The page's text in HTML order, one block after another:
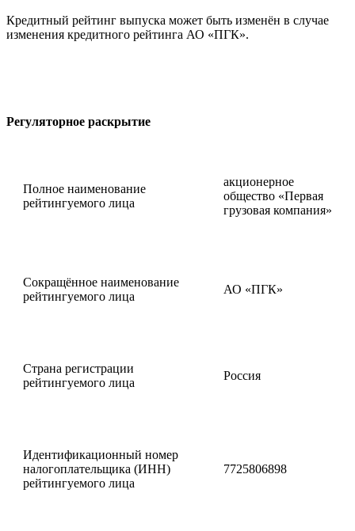
Кредитный рейтинг выпуска может быть изменён в случае
изменения кредитного рейтинга АО «ПГК».
Регуляторное раскрытие
Полное наименование
рейтингуемого лица
акционерное
общество «Первая
грузовая компания»
Сокращённое наименование
рейтингуемого лица
АО «ПГК»
Страна регистрации
рейтингуемого лица
Россия
Идентификационный номер
налогоплательщика (ИНН)
рейтингуемого лица
7725806898